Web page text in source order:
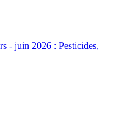
- juin 2026 : Pesticides,